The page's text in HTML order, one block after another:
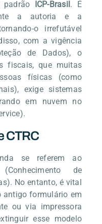
padrão ICP-Brasil. É
a autoria e a
o irrefutável
com a vigência
de Dados), o
fiscais, que muitas
físicas (como
exige sistemas
em nuvem no
CTRC
se referem ao
de
No entanto, é vital
antigo formulário em
ou via impressora
esse modelo